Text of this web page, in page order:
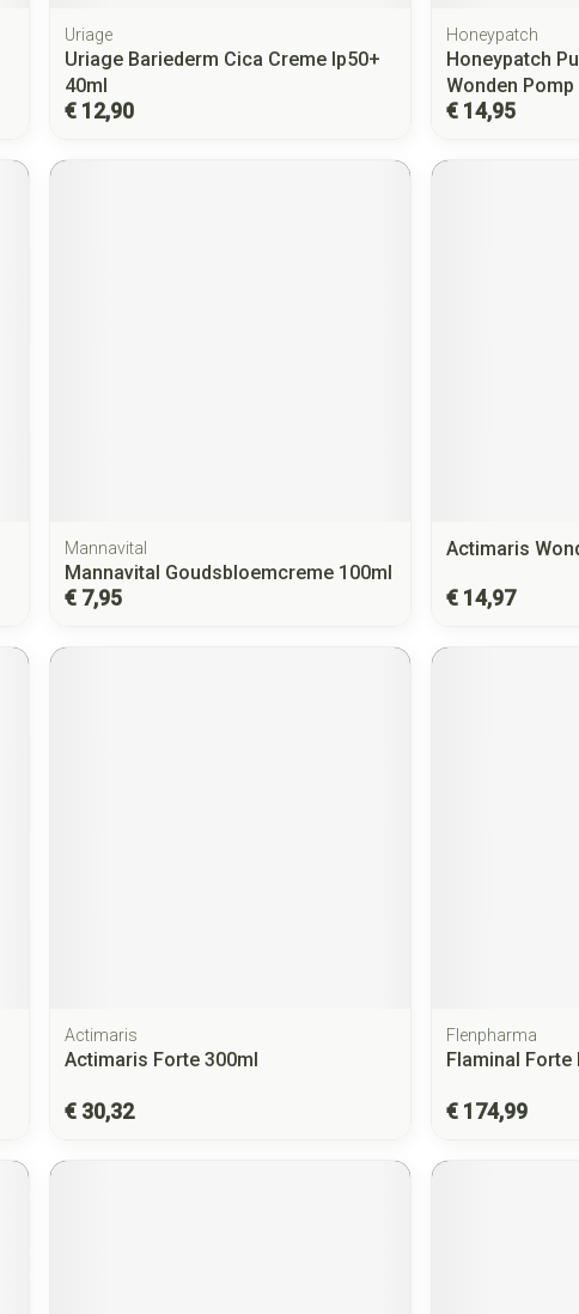
Uriage
Uriage Bariederm Cica Creme Ip50+
40ml
€ 12,90
Honeypatch
Honeypatch
Wonden Pomp
€ 14,95
Mannavital
Mannavital Goudsbloemcreme 100ml
€ 7,95
Actimaris
€ 14,97
Actimaris
Actimaris Forte 300ml
€ 30,32
Flenpharma
Flaminal Forte
€ 174,99